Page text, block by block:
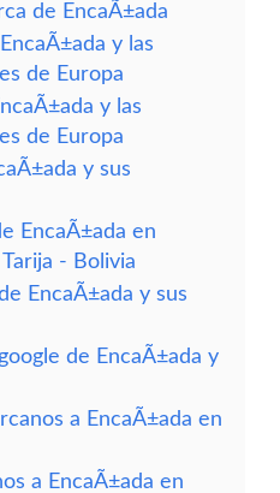
de EncaÃ±ada
y las
de Europa
y las
de Europa
y sus
EncaÃ±ada en
- Bolivia
EncaÃ±ada y sus
de EncaÃ±ada y
a EncaÃ±ada en
a EncaÃ±ada en